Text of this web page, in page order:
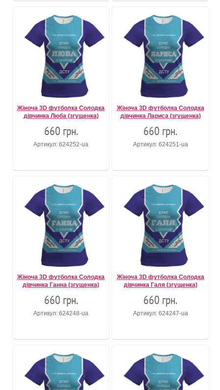
Жіноча 3D футболка Солодка
дівчинка Люба (згущенка)
660 грн.
Артикул: 624252-ua
Жіноча 3D футболка Солодка
дівчинка Лариса (згущенка)
660 грн.
Артикул: 624251-ua
Жіноча 3D футболка Солодка
дівчинка Ганна (згущенка)
660 грн.
Артикул: 624248-ua
Жіноча 3D футболка Солодка
дівчинка Галя (згущенка)
660 грн.
Артикул: 624247-ua